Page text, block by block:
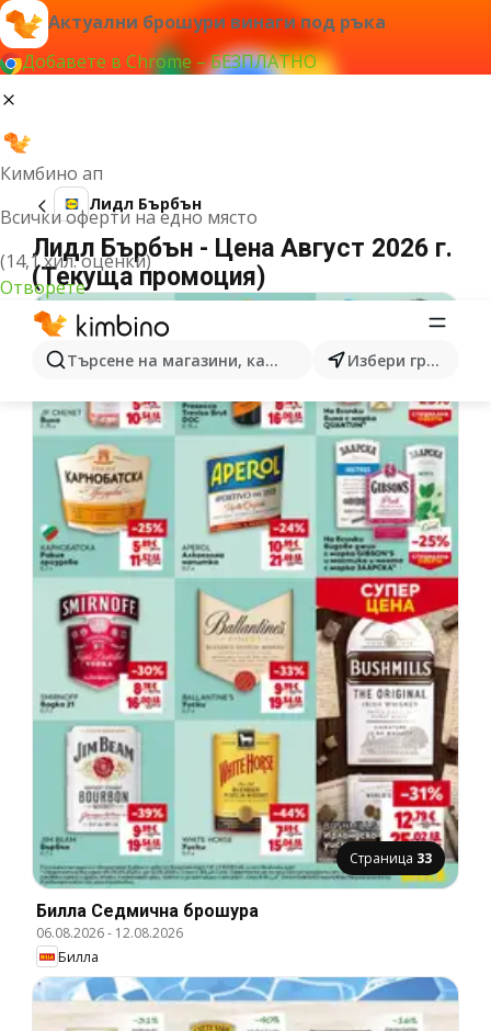
Актуални брошури винаги под ръка
Добавете в Chrome – БЕЗПЛАТНО
Кимбино ап
Всички оферти на едно място
(14,1 хил. оценки)
Отворете
Търсене на магазини, категории, продукти...Избери град
Лидл Бърбън
Лидл Бърбън - Цена Август 2026 г.
(Текуща промоция)
Страница 33
Билла Cедмична брошура
06.08.2026- 12.08.2026
Билла